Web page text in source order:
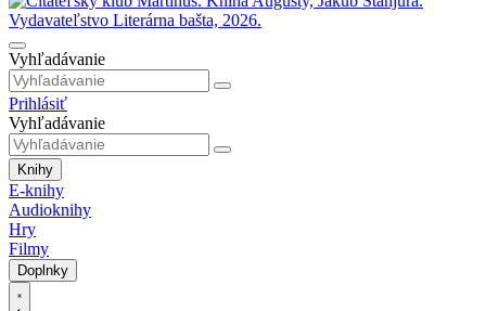
Vyhľadávanie
Prihlásiť
Vyhľadávanie
Knihy
E-knihy
Audioknihy
Hry
Filmy
Doplnky